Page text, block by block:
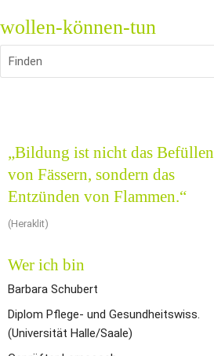
wollen-können-tun
Finden
„Bildung ist nicht das Befüllen
von Fässern, sondern das
Entzünden von Flammen.“
(Heraklit)
Wer ich bin
Barbara Schubert
Diplom Pflege- und Gesundheitswiss.
(Universität Halle/Saale)